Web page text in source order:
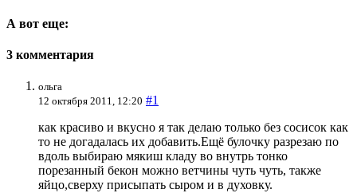
А вот еще:
3 комментария
ольга
12 октября 2011, 12:20 #1
как красиво и вкусно я так делаю только без сосисок как
то не догадалась их добавить.Ещё булочку разрезаю по
вдоль выбираю мякиш кладу во внутрь тонко
порезанный бекон можно ветчины чуть чуть, также
яйцо,сверху присыпать сыром и в духовку.